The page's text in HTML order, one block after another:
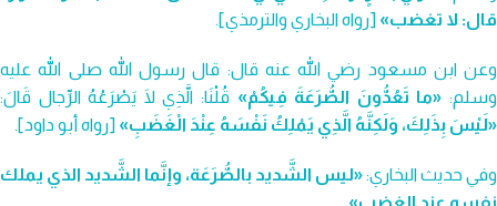
قال: لا تغضب» [رواه البخاري والترمذي].
وعن ابن مسعود رضي الله عنه قال: قال رسول الله صلى الله عليه
وسلم: «ما تَعُدُّونَ الصُّرَعَةَ فِيكُمْ» قُلْنَا: الَّذِي لَا يَصْرَعُهُ الرِّجال قَالَ:
«لَيْسَ بِذَلِكَ، وَلَكِنَّهُ الَّذِي يَمْلِكُ نَفْسَهُ عِنْدَ الْغَضَبِ» [رواه أبو داود].
وفي حديث البخاري:«ليس الشَّديد بالصُّرَعَة، وإنَّما الشَّديد الذي يملك
نفسه عند الغضب».